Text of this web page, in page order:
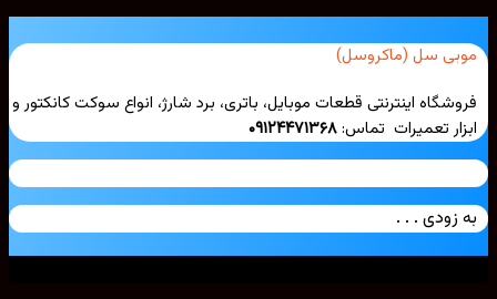
سل (ماکروسل)
اینترنتی قطعات موبایل، باتری، برد شارژ، انواع سوکت کانکتور و
تعمیرات تماس:۰۹۱۲۴۴۷۱۳۶۸
زودی . . .